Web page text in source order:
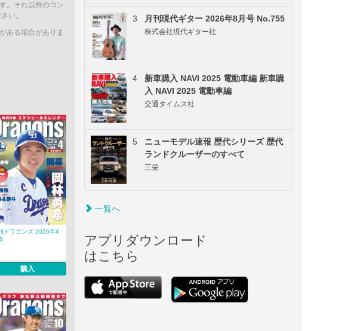
。それ以外のコン
い。
ある場合がありま
ドラゴンズ 2026年4
購入
3 月刊現代ギター 2026年8月号 No.755
株式会社現代ギター社
4
新車購入 NAVI 2025 電動車編 新車購
入 NAVI 2025 電動車編
交通タイムス社
5
ニューモデル速報 歴代シリーズ 歴代
ランドクルーザーのすべて
三栄
一覧へ
アプリダウンロード
はこちら